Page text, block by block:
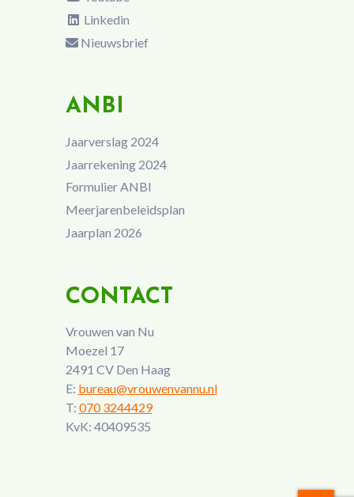
Linkedin
Nieuwsbrief
ANBI
Jaarverslag 2024
Jaarrekening 2024
Formulier ANBI
Meerjarenbeleidsplan
Jaarplan 2026
CONTACT
Vrouwen van Nu
Moezel 17
2491 CV Den Haag
E: bureau@vrouwenvannu.nl
T: 070 3244429
KvK: 40409535